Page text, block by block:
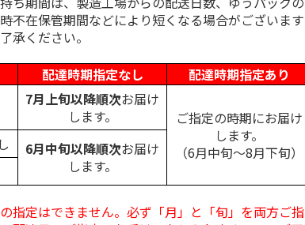
不在保管期間などにより短くなる場合がございます
承ください。
配達時期指定なし
配達時期指定あり
7月上旬以降順次お届け
します。
ご指定の時期にお届け
します。
（6月中旬～8月下旬）
6月中旬以降順次お届け
します。
指定はできません。必ず「月」と「旬」を両方ご指